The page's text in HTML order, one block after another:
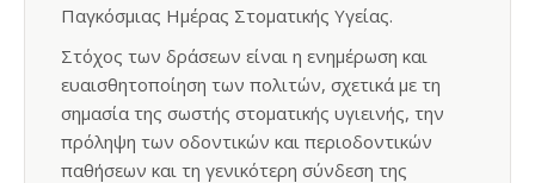
Παγκόσμιας Ημέρας Στοματικής Υγείας.
Στόχος των δράσεων είναι η ενημέρωση και
ευαισθητοποίηση των πολιτών, σχετικά με τη
σημασία της σωστής στοματικής υγιεινής, την
πρόληψη των οδοντικών και περιοδοντικών
παθήσεων και τη γενικότερη σύνδεση της